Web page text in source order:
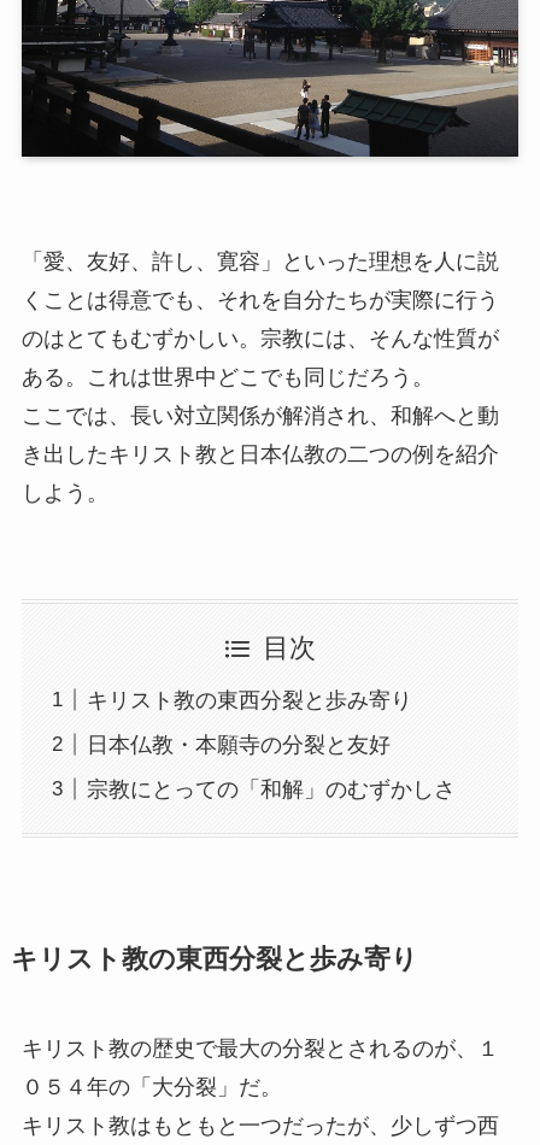
「愛、友好、許し、寛容」といった理想を人に説
くことは得意でも、それを自分たちが実際に行う
のはとてもむずかしい。宗教には、そんな性質が
ある。これは世界中どこでも同じだろう。
ここでは、長い対立関係が解消され、和解へと動
き出したキリスト教と日本仏教の二つの例を紹介
しよう。
目次
キリスト教の東西分裂と歩み寄り
日本仏教・本願寺の分裂と友好
宗教にとっての「和解」のむずかしさ
キリスト教の東西分裂と歩み寄り
キリスト教の歴史で最大の分裂とされるのが、１
０５４年の「大分裂」だ。
キリスト教はもともと一つだったが、少しずつ西